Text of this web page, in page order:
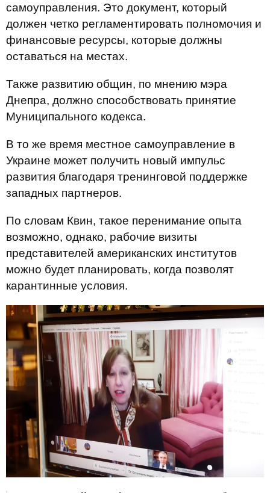
самоуправления. Это документ, который
должен четко регламентировать полномочия и
финансовые ресурсы, которые должны
оставаться на местах.
Также развитию общин, по мнению мэра
Днепра, должно способствовать принятие
Муниципального кодекса.
В то же время местное самоуправление в
Украине может получить новый импульс
развития благодаря тренинговой поддержке
западных партнеров.
По словам Квин, такое перенимание опыта
возможно, однако, рабочие визиты
представителей американских институтов
можно будет планировать, когда позволят
карантинные условия.